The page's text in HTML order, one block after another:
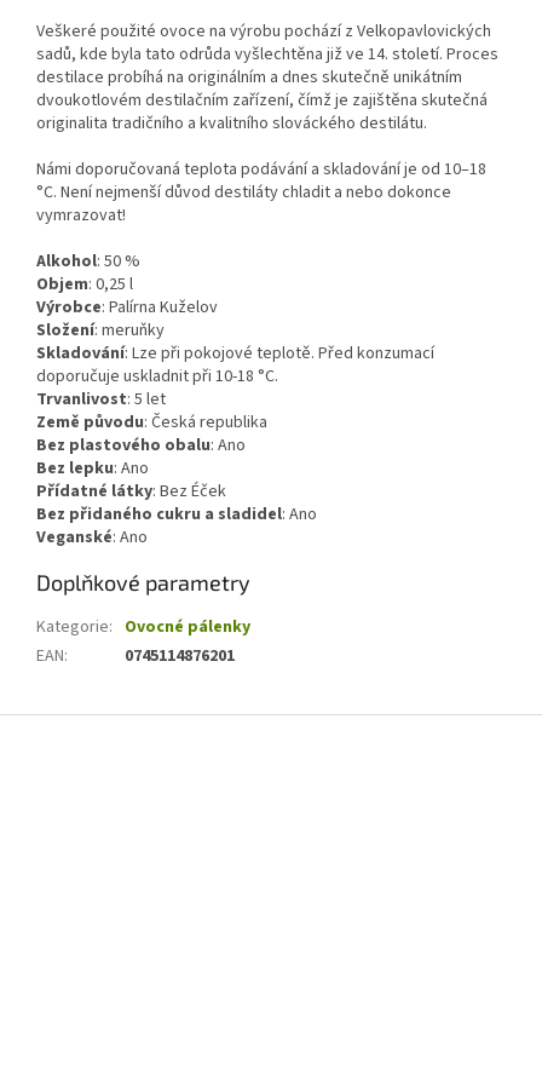
Veškeré použité ovoce na výrobu pochází z Velkopavlovických
sadů, kde byla tato odrůda vyšlechtěna již ve 14. století. Proces
destilace probíhá na originálním a dnes skutečně unikátním
dvoukotlovém destilačním zařízení, čímž je zajištěna skutečná
originalita tradičního a kvalitního slováckého destilátu.
Námi doporučovaná teplota podávání a skladování je od 10–18
°C. Není nejmenší důvod destiláty chladit a nebo dokonce
vymrazovat!
Alkohol: 50%
Objem: 0,25 l
Výrobce: Palírna Kuželov
Složení: meruňky
Skladování: Lze při pokojové teplotě. Před konzumací
doporučuje uskladnit při 10-18 °C.
Trvanlivost: 5 let
Země původu: Česká republika
Bez plastového obalu: Ano
Bez lepku: Ano
Přídatné látky: Bez Éček
Bez přidaného cukru a sladidel: Ano
Veganské: Ano
Doplňkové parametry
Kategorie: Ovocné pálenky
EAN: 0745114876201